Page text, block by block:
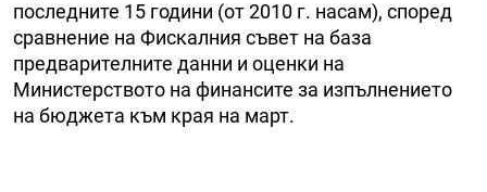
последните 15 години (от 2010 г. насам), според
сравнение на Фискалния съвет на база
предварителните данни и оценки на
Министерството на финансите за изпълнението
на бюджета към края на март.